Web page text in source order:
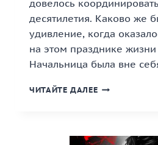
довелось
десятилетия. Каково же
удивление, когда
на этом празднике
Начальница была вне
ЧИТАЙТЕ ДАЛЕЕ «НЕ